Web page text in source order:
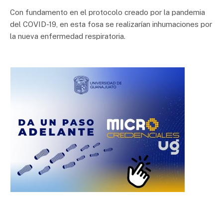
Con fundamento en el protocolo creado por la pandemia
del COVID-19, en esta fosa se realizarían inhumaciones por
la nueva enfermedad respiratoria.